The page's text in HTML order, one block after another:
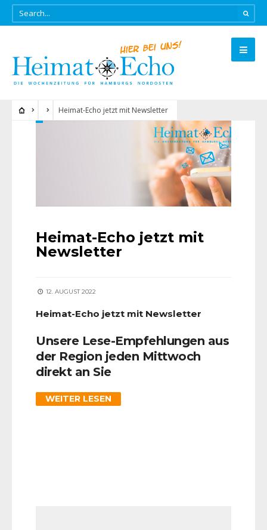
Heimat-Echo jetzt mit Newsletter
Heimat-Echo jetzt mit
Newsletter
12. AUGUST 2022
Heimat-Echo jetzt mit Newsletter
Unsere Lese-Empfehlungen aus
der Region jeden Mittwoch
direkt an Sie
WEITER LESEN